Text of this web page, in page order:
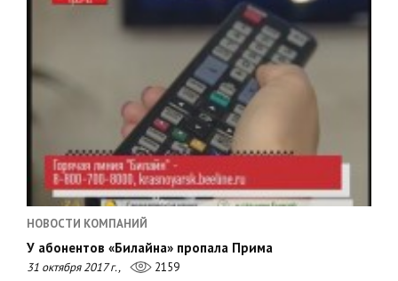
НОВОСТИ КОМПАНИЙ
У абонентов «Билайна» пропала Прима
31 октября 2017 г., 2159